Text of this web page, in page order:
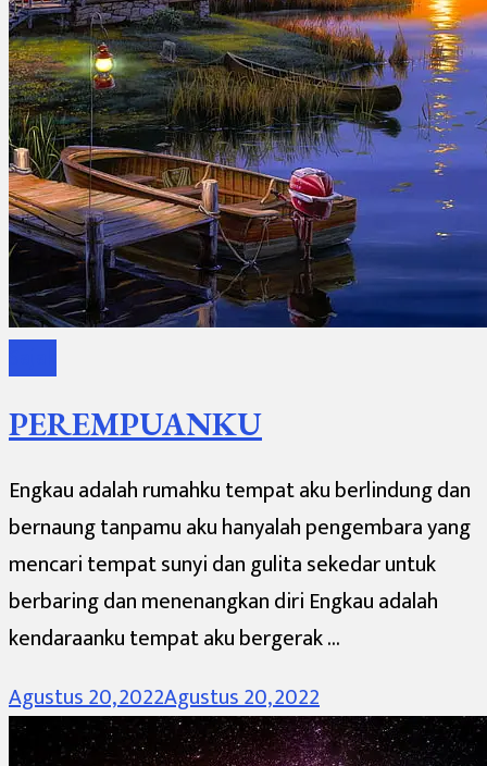
PEREMPUANKU
Engkau adalah rumahku tempat aku berlindung dan
bernaung tanpamu aku hanyalah pengembara yang
mencari tempat sunyi dan gulita sekedar untuk
berbaring dan menenangkan diri Engkau adalah
kendaraanku tempat aku bergerak …
Agustus 20, 2022Agustus 20, 2022